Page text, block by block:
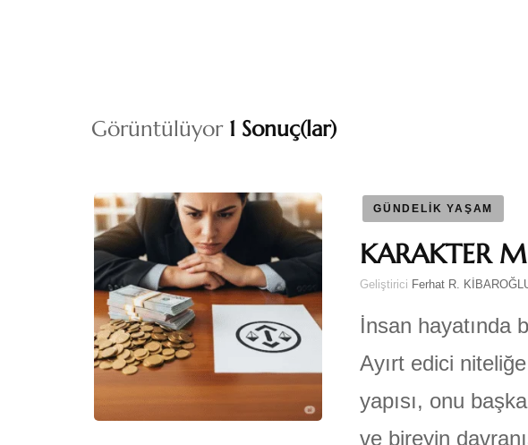
Görüntülüyor 1 Sonuç(lar)
GÜNDELİK YAŞAM
KARAKTER
Geliştirici Ferhat R.
İnsan hayatında
Ayırt edici
yapısı, onu
ve bireyin